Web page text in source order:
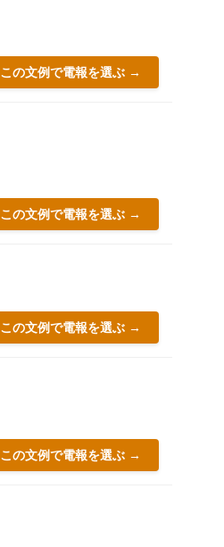
この文例で電報を選ぶ →
この文例で電報を選ぶ →
この文例で電報を選ぶ →
この文例で電報を選ぶ →